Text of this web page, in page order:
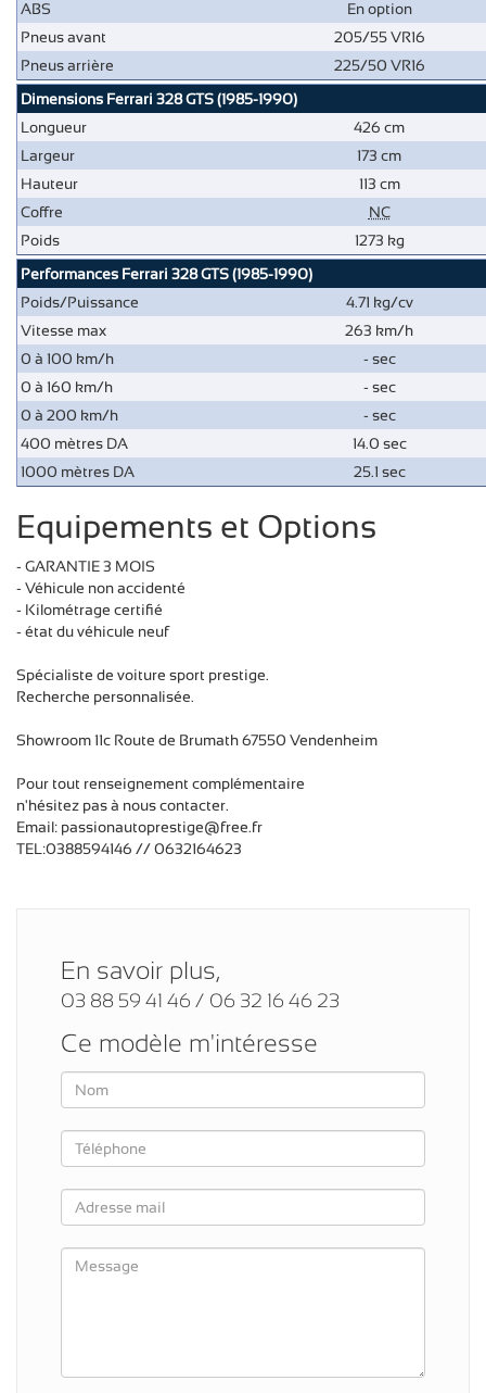
ABS
En option
Pneus avant
205/55 VR16
Pneus arrière
225/50 VR16
Dimensions Ferrari 328 GTS (1985-1990)
Longueur
426 cm
Largeur
173 cm
Hauteur
113 cm
Coffre
NC
Poids
1273 kg
Performances Ferrari 328 GTS (1985-1990)
Poids/Puissance
4.71 kg/cv
Vitesse max
263 km/h
0 à 100 km/h
- sec
0 à 160 km/h
- sec
0 à 200 km/h
- sec
400 mètres DA
14.0 sec
1000 mètres DA
25.1 sec
Equipements et Options
- GARANTIE 3 MOIS
- Véhicule non accidenté
- Kilométrage certifié
- état du véhicule neuf
Spécialiste de voiture sport prestige.
Recherche personnalisée.
Showroom 11c Route de Brumath 67550 Vendenheim
Pour tout renseignement complémentaire
n'hésitez pas à nous contacter.
Email: passionautoprestige@free.fr
TEL:0388594146 // 0632164623
En savoir plus,
03 88 59 41 46 / 06 32 16 46 23
Ce modèle m'intéresse